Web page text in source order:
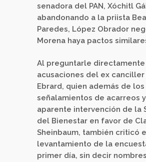
senadora del PAN, Xóchitl
abandonando a la priista
Paredes, López Obrador
Morena haya pactos
Al preguntarle
acusaciones del ex
Ebrard, quien además de los
señalamientos de acarreos
aparente intervención de la
del Bienestar en favor de
Sheinbaum, también criticó
levantamiento de la
primer día, sin decir